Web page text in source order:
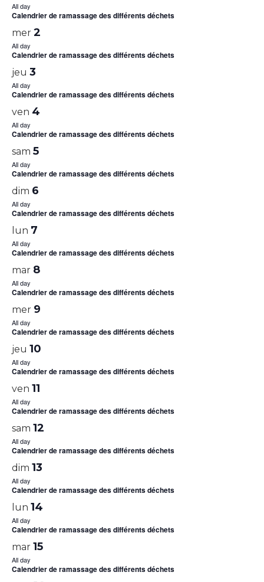
All day
Calendrier de ramassage des différents déchets
mer 2
All day
Calendrier de ramassage des différents déchets
jeu 3
All day
Calendrier de ramassage des différents déchets
ven 4
All day
Calendrier de ramassage des différents déchets
sam 5
All day
Calendrier de ramassage des différents déchets
dim 6
All day
Calendrier de ramassage des différents déchets
lun 7
All day
Calendrier de ramassage des différents déchets
mar 8
All day
Calendrier de ramassage des différents déchets
mer 9
All day
Calendrier de ramassage des différents déchets
jeu 10
All day
Calendrier de ramassage des différents déchets
ven 11
All day
Calendrier de ramassage des différents déchets
sam 12
All day
Calendrier de ramassage des différents déchets
dim 13
All day
Calendrier de ramassage des différents déchets
lun 14
All day
Calendrier de ramassage des différents déchets
mar 15
All day
Calendrier de ramassage des différents déchets